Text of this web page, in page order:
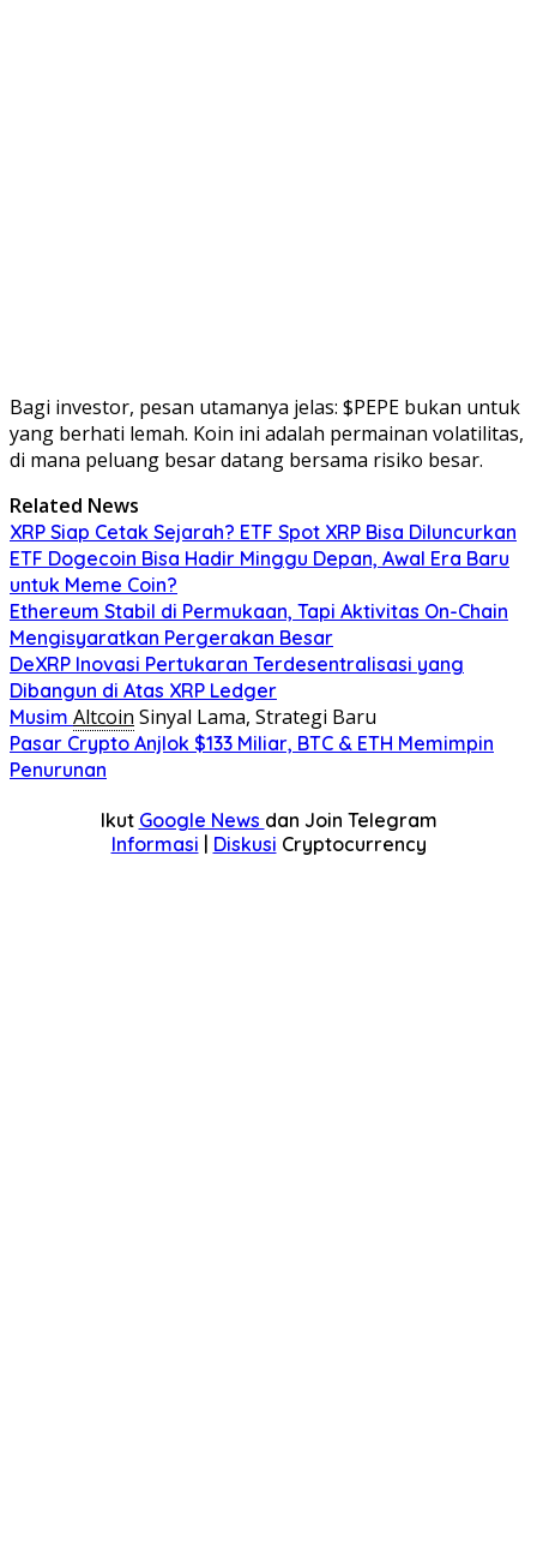
Bagi investor, pesan utamanya jelas: $PEPE bukan untuk
yang berhati lemah. Koin ini adalah permainan volatilitas,
di mana peluang besar datang bersama risiko besar.
Related News
XRP Siap Cetak Sejarah? ETF Spot XRP Bisa Diluncurkan
ETF Dogecoin Bisa Hadir Minggu Depan, Awal Era Baru
untuk Meme Coin?
Ethereum Stabil di Permukaan, Tapi Aktivitas On-Chain
Mengisyaratkan Pergerakan Besar
DeXRP Inovasi Pertukaran Terdesentralisasi yang
Dibangun di Atas XRP Ledger
Musim Altcoin Sinyal Lama, Strategi Baru
Pasar Crypto Anjlok $133 Miliar, BTC & ETH Memimpin
Penurunan
Ikut Google News dan Join Telegram
Informasi
Diskusi Cryptocurrency